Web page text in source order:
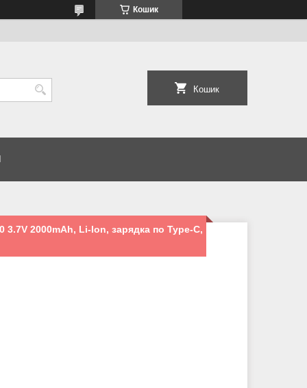
Кошик
Кошик
3.7V 2000mAh, Li-Ion, зарядка по Type-C,